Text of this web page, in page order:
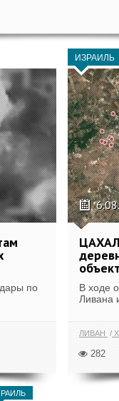
по
ИЗРАИЛЬ
В ходе
Ливана
ЛИВАН
282